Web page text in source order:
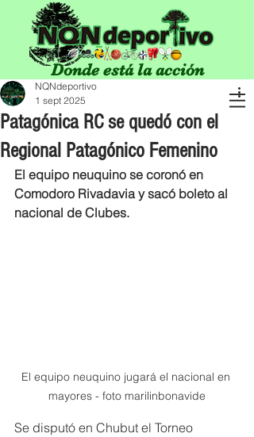
Donde está la acción
Patagónica RC se quedó con el
Regional Patagónico Femenino
NQNdeportivo
1 sept 2025
El equipo neuquino se coronó en
Comodoro Rivadavia y sacó boleto al
nacional de Clubes.
El equipo neuquino jugará el nacional en
mayores - foto marilinbonavide
Se disputó en Chubut el Torneo